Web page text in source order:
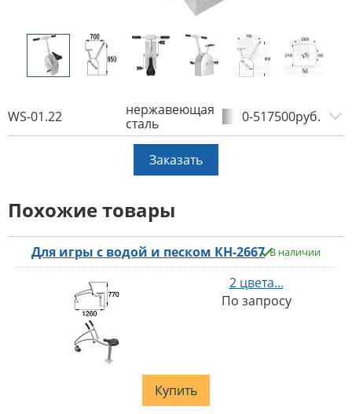
WS-01.22
нержавеющая
сталь
0-517500руб.
Заказать
Похожие товары
Для игры с водой и песком КН-2667 В наличии
2 цвета...
По запросу
Купить